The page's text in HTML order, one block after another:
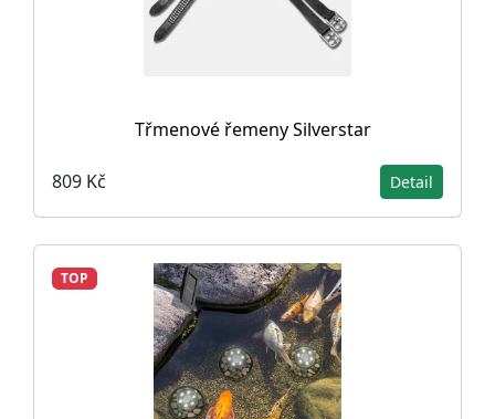
Třmenové řemeny Silverstar
809 Kč Detail
TOP